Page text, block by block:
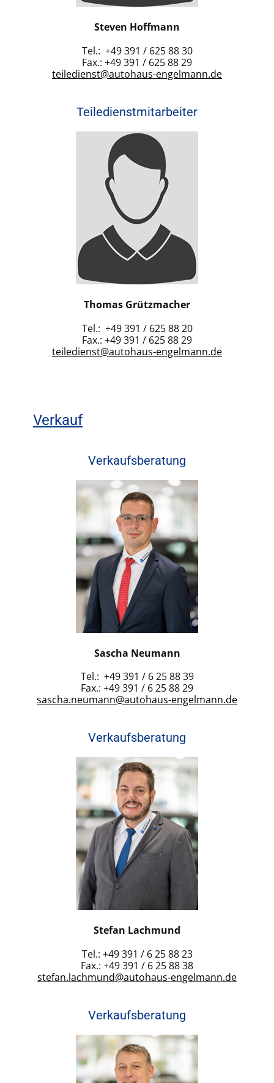
Steven Hoffmann
Tel.: +49 391 / 625 88 30
Fax.: +49 391 / 625 88 29
teiledienst@autohaus-engelmann.de
Teiledienstmitarbeiter
Thomas Grützmacher
Tel.: +49 391 / 625 88 20
Fax.: +49 391 / 625 88 29
teiledienst@autohaus-engelmann.de
Verkauf
Verkaufsberatung
Sascha Neumann
Tel.: +49 391 / 6 25 88 39
Fax.: +49 391 / 6 25 88 29
sascha.neumann@autohaus-engelmann.de
Verkaufsberatung
Stefan Lachmund
Tel.: +49 391 / 6 25 88 23
Fax.: +49 391 / 6 25 88 38
stefan.lachmund@autohaus-engelmann.de
Verkaufsberatung